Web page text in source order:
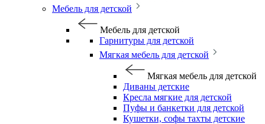
Мебель для детской
Мебель для детской
Гарнитуры для детской
Мягкая мебель для детской
Мягкая мебель для детской
Диваны детские
Кресла мягкие для детской
Пуфы и банкетки для детской
Кушетки, софы тахты детские